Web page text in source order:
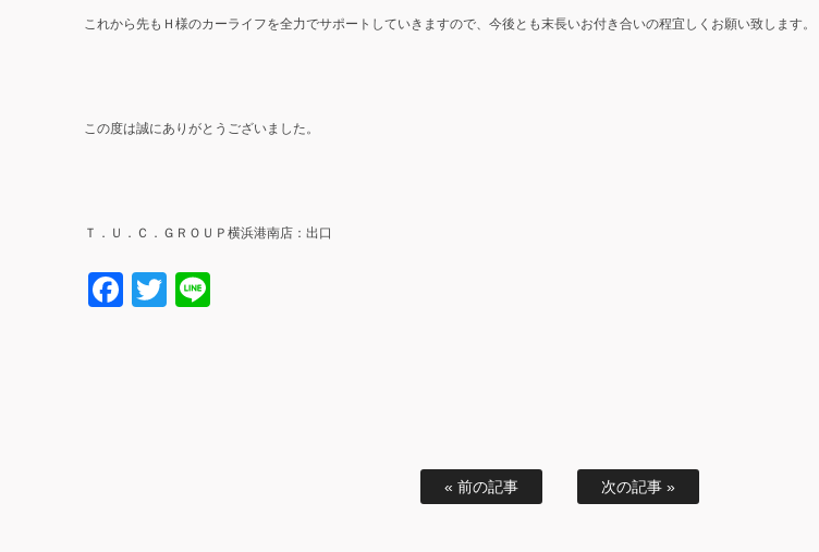
これから先もＨ様のカーライフを全力でサポートしていきますので、今後とも末長いお付き合いの程宜しくお願い致します。
この度は誠にありがとうございました。
Ｔ．Ｕ．Ｃ．ＧＲＯＵＰ横浜港南店：出口
Facebook
Twitter
« 前の記事 次の記事 »